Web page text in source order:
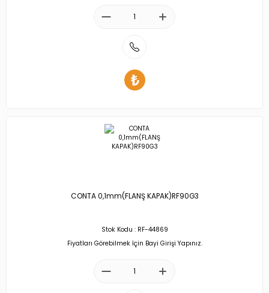
CONTA 0,1mm(FLANŞ KAPAK)RF90G3
Stok Kodu : RF-44869
Fiyatları Görebilmek İçin Bayi Girişi Yapınız.